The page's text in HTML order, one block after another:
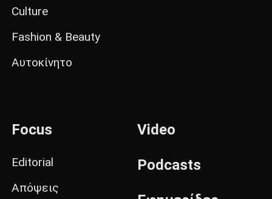
Culture
Fashion & Beauty
Αυτοκίνητο
Focus
Editorial
Απόψεις
Video
Podcasts